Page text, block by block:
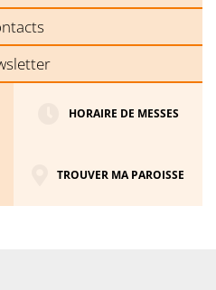
HORAIRE DE MESSES
TROUVER MA PAROISSE